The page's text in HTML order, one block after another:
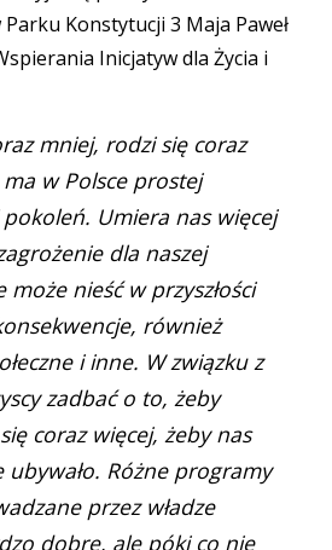
Parku Konstytucji 3 Maja Paweł
Inicjatyw dla Życia i
mniej, rodzi się coraz
w Polsce prostej
Umiera nas więcej
dla naszej
nieść w przyszłości
również
i inne. W związku z
zadbać o to, żeby
coraz więcej, żeby nas
ubywało. Różne programy
przez władze
dobre, ale póki co nie